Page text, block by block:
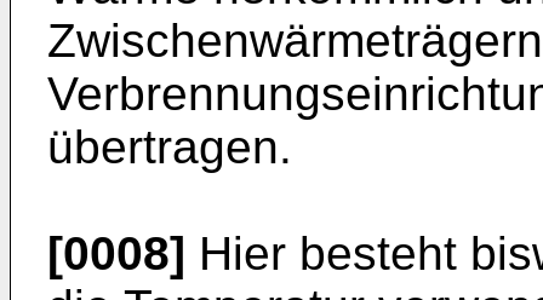
übertragen.
[0008] Hier besteht